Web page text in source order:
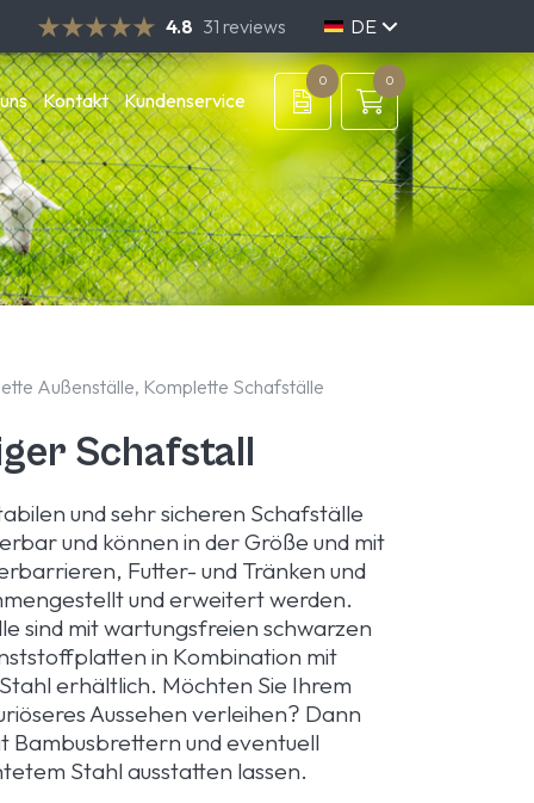
4.8 31 reviews
DE
NL
EN
Kontakt Kundenservice
0 0
Außenställe, Komplette Schafställe
Schafstall
und sehr sicheren Schafställe
und können in der Größe und mit
Futter- und Tränken und
und erweitert werden.
sind mit wartungsfreien schwarzen
in Kombination mit
erhältlich. Möchten Sie Ihrem
Aussehen verleihen? Dann
Bambusbrettern und eventuell
Stahl ausstatten lassen.